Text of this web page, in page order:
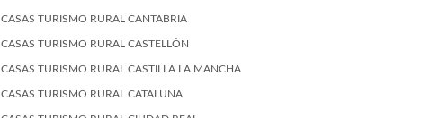
CASAS TURISMO RURAL CANTABRIA
CASAS TURISMO RURAL CASTELLÓN
CASAS TURISMO RURAL CASTILLA LA MANCHA
CASAS TURISMO RURAL CATALUÑA